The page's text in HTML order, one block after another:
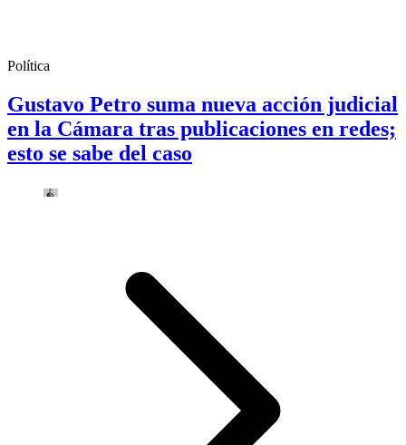
Política
Gustavo Petro suma nueva acción judicial
en la Cámara tras publicaciones en redes;
esto se sabe del caso